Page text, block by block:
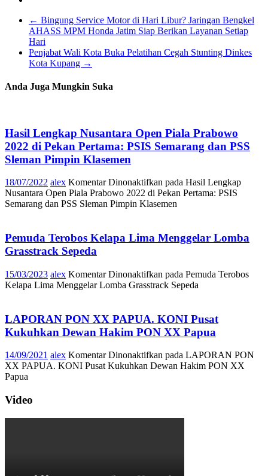
← Bingung Service Motor di Hari Libur? Jaringan Bengkel
AHASS MPM Honda Jatim Siap Berikan Layanan Setiap
Hari
Penjabat Wali Kota Buka Pelatihan Cegah Stunting Dinkes
Kota Kupang →
Anda Juga Mungkin Suka
Hasil Lengkap Nusantara Open Piala Prabowo
2022 di Pekan Pertama: PSIS Semarang dan PSS
Sleman Pimpin Klasemen
18/07/2022 alex Komentar Dinonaktifkan pada Hasil Lengkap
Nusantara Open Piala Prabowo 2022 di Pekan Pertama: PSIS
Semarang dan PSS Sleman Pimpin Klasemen
Pemuda Terobos Kelapa Lima Menggelar Lomba
Grasstrack Sepeda
15/03/2023 alex Komentar Dinonaktifkan pada Pemuda Terobos
Kelapa Lima Menggelar Lomba Grasstrack Sepeda
LAPORAN PON XX PAPUA. KONI Pusat
Kukuhkan Dewan Hakim PON XX Papua
14/09/2021 alex Komentar Dinonaktifkan pada LAPORAN PON
XX PAPUA. KONI Pusat Kukuhkan Dewan Hakim PON XX
Papua
Video